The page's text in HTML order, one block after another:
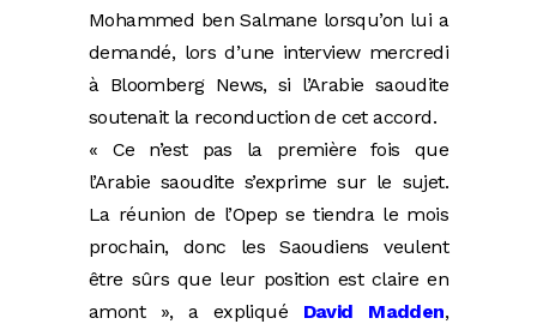
Mohammed ben Salmane lorsqu’on lui a
demandé, lors d’une interview mercredi
à Bloomberg News, si l’Arabie saoudite
soutenait la reconduction de cet accord.
« Ce n’est pas la première fois que
l’Arabie saoudite s’exprime sur le sujet.
La réunion de l’Opep se tiendra le mois
prochain, donc les Saoudiens veulent
être sûrs que leur position est claire en
amont », a expliqué David Madden,